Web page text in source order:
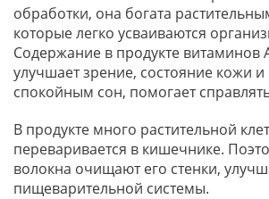
обработки, она богата
которые легко усваиваются
Содержание в продукте витаминов
улучшает зрение, состояние кожи и
спокойным сон, помогает
В продукте много растительной
переваривается в кишечнике.
волокна очищают его стенки,
пищеварительной системы.